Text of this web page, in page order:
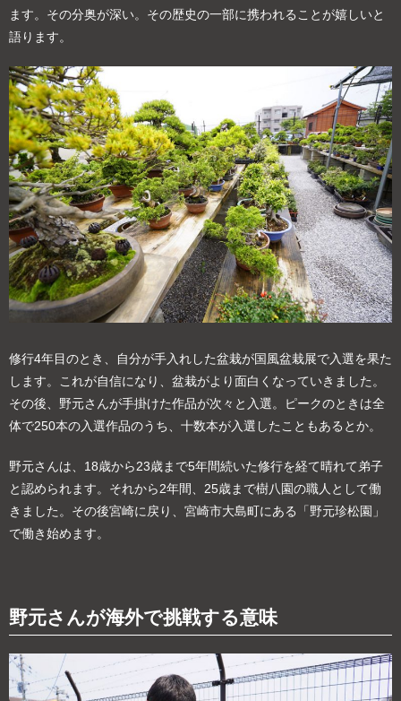
ます。その分奥が深い。その歴史の一部に携われることが嬉しいと
語ります。
修行4年目のとき、自分が手入れした盆栽が国風盆栽展で入選を果た
します。これが自信になり、盆栽がより面白くなっていきました。
その後、野元さんが手掛けた作品が次々と入選。ピークのときは全
体で250本の入選作品のうち、十数本が入選したこともあるとか。
野元さんは、18歳から23歳まで5年間続いた修行を経て晴れて弟子
と認められます。それから2年間、25歳まで樹八園の職人として働
きました。その後宮崎に戻り、宮崎市大島町にある「野元珍松園」
で働き始めます。
野元さんが海外で挑戦する意味